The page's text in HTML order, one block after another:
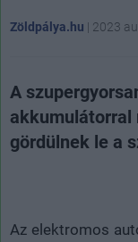
Zöldpálya.hu | 2023
A
akkumulátorral
gördülnek le a
Az elektromos